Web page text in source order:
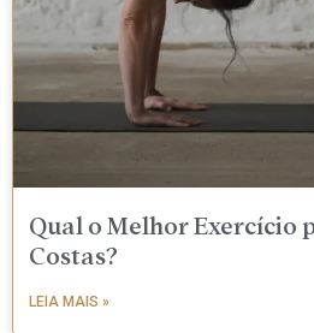
Qual o Melhor Exercício
Costas?
LEIA MAIS »